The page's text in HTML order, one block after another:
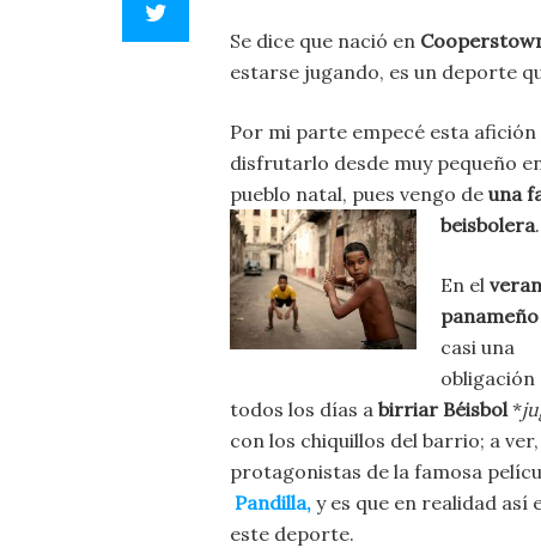
Se dice que nació en
estarse jugando, es un deporte
Por mi parte empecé esta afición
disfrutarlo desde muy pequeño
pueblo natal, pues vengo de una
beisbolera.
En el
panameño
casi una
obligación
todos los días a birriar Béisbol*
con los chiquillos del barrio; a
protagonistas de la famosa
Pandilla, y es que en realidad
este deporte.